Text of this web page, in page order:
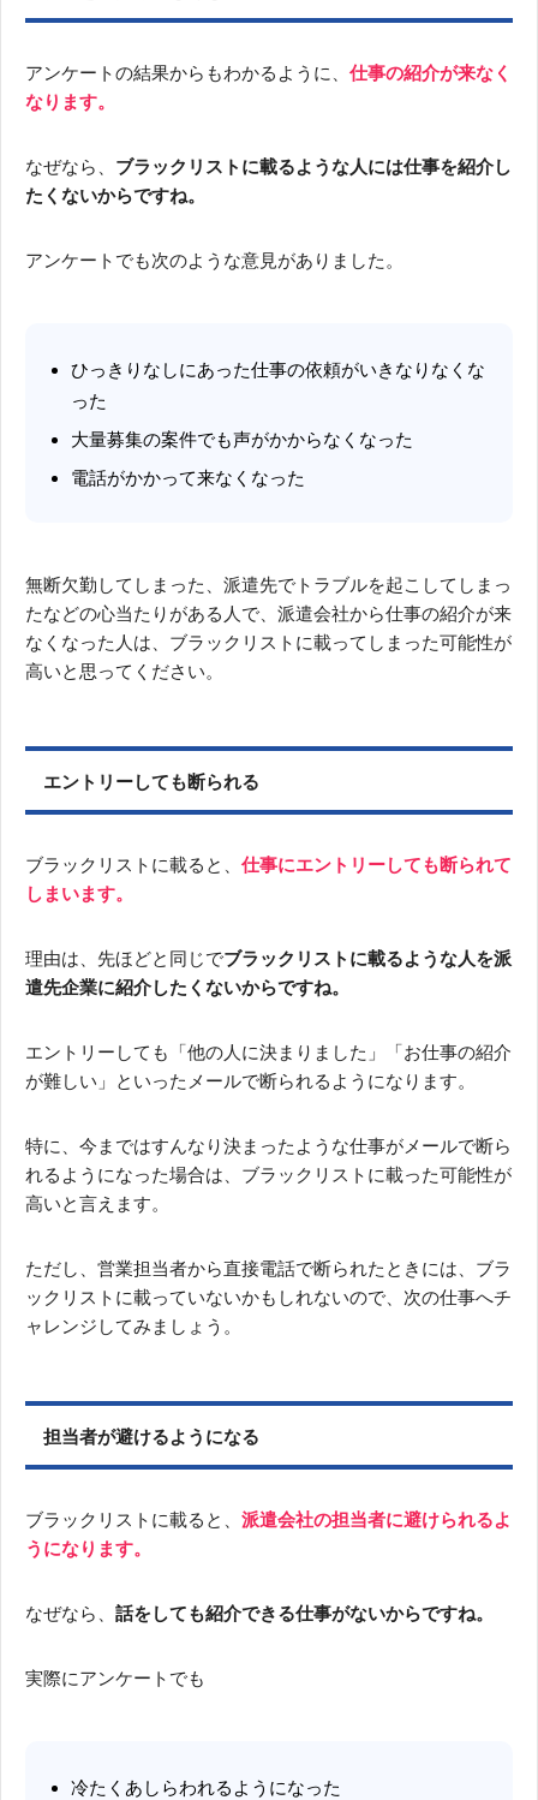
アンケートの結果からもわかるように、 仕事の紹介が来なく
なります。
なぜなら、 ブラックリストに載るような人には仕事を紹介し
たくないからですね。
アンケートでも次のような意見がありました。
ひっきりなしにあった仕事の依頼がいきなりなくな
った
大量募集の案件でも声がかからなくなった
電話がかかって来なくなった
無断欠勤してしまった、派遣先でトラブルを起こしてしまっ
たなどの心当たりがある人で、派遣会社から仕事の紹介が来
なくなった人は、ブラックリストに載ってしまった可能性が
高いと思ってください。
エントリーしても断られる
ブラックリストに載ると、 仕事にエントリーしても断られて
しまいます。
理由は、先ほどと同じでブラックリストに載るような人を派
遣先企業に紹介したくないからですね。
エントリーしても「他の人に決まりました」「お仕事の紹介
が難しい」といったメールで断られるようになります。
特に、今まではすんなり決まったような仕事がメールで断ら
れるようになった場合は、ブラックリストに載った可能性が
高いと言えます。
ただし、営業担当者から直接電話で断られたときには、ブラ
ックリストに載っていないかもしれないので、次の仕事へチ
ャレンジしてみましょう。
担当者が避けるようになる
ブラックリストに載ると、 派遣会社の担当者に避けられるよ
うになります。
なぜなら、 話をしても紹介できる仕事がないからですね。
実際にアンケートでも
冷たくあしらわれるようになった